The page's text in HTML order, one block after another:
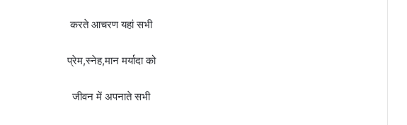
करते आचरण यहां सभी
प्रेम,स्नेह,मान मर्यादा को
जीवन में अपनाते सभी